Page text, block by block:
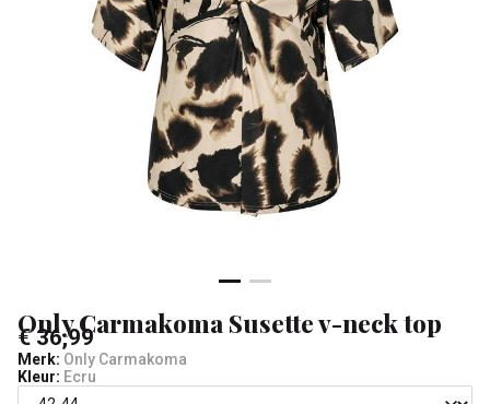
Only Carmakoma Susette v-neck top
€ 36,99
Merk: Only Carmakoma
Kleur: Ecru